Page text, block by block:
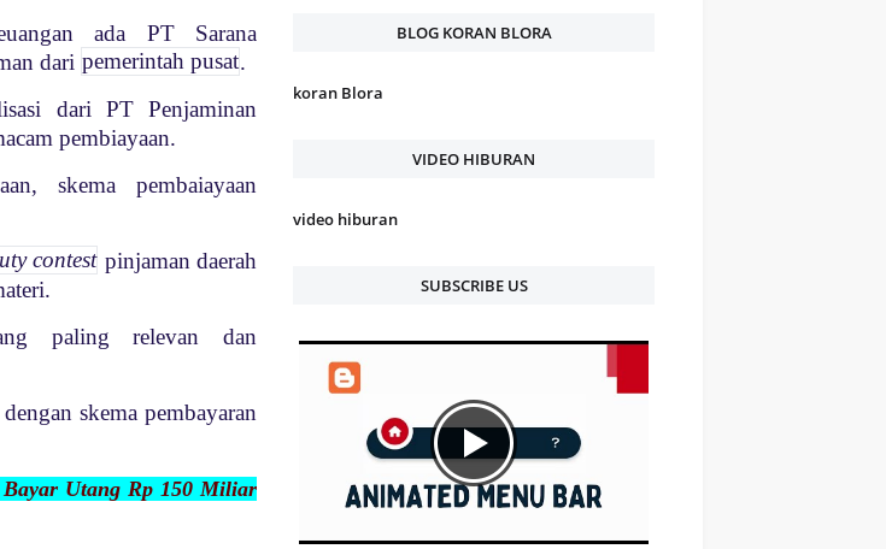
ada PT Sarana
dari pemerintah pusat.
dari PT Penjaminan
pembiayaan.
skema pembaiayaan
contest pinjaman daerah
paling relevan dan
skema pembayaran
Utang Rp 150 Miliar
BLOG KORAN BLORA
koran Blora
VIDEO HIBURAN
video hiburan
SUBSCRIBE US